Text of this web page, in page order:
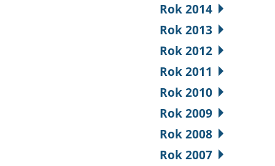
Rok 2014
Rok 2013
Rok 2012
Rok 2011
Rok 2010
Rok 2009
Rok 2008
Rok 2007